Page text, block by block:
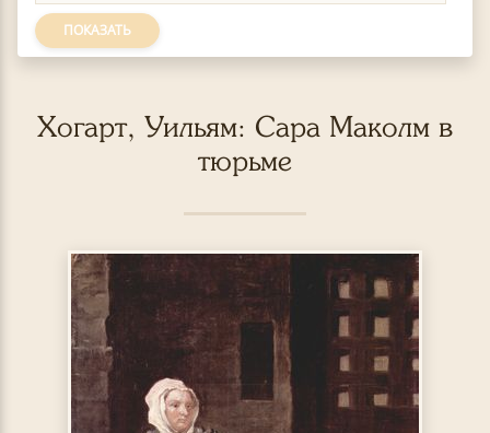
ПОКАЗАТЬ
Хогарт, Уильям: Сара Маколм в
тюрьме